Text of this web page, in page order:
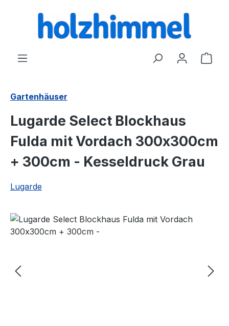
springen
Gartenhäuser
Lugarde Select Blockhaus
Fulda mit Vordach 300x300cm
+ 300cm - Kesseldruck Grau
Lugarde
Bildergalerie überspringen